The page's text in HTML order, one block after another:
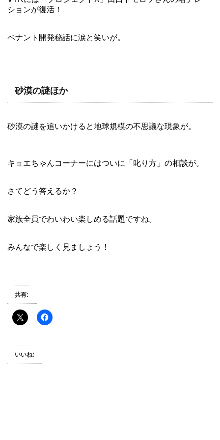
ションが復活！
ペナント開発秘話に涙と笑いが。
砂漠の謎ほか
砂漠の謎を追いかけると地球規模の不思議な現象が。
キョエちゃんコーナーにはついに「叱り方」の相談が。
さてどう答えるか？
家族全員でわいわい楽しめる話題ですね。
みんなで楽しく見ましょう！
共有:
いいね: